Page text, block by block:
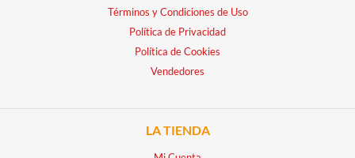
Términos y Condiciones de Uso
Política de Privacidad
Política de Cookies
Vendedores
LA TIENDA